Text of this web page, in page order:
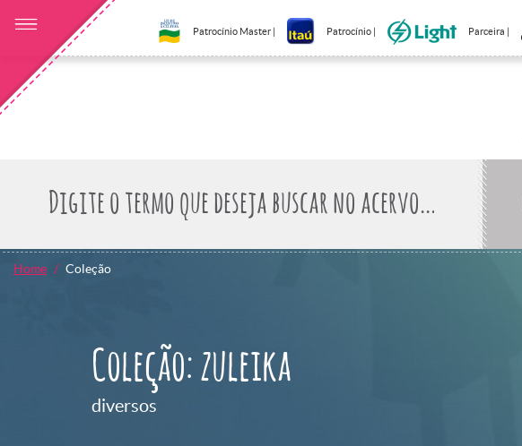
Patrocínio Master | Patrocínio | Parceira |
Home Coleção
Coleção: zuleika
diversos